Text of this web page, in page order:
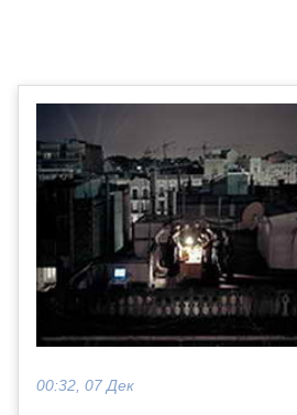
00:32, 07 Дек